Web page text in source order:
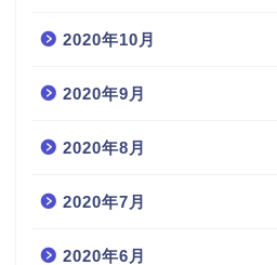
2020年10月
2020年9月
2020年8月
2020年7月
2020年6月